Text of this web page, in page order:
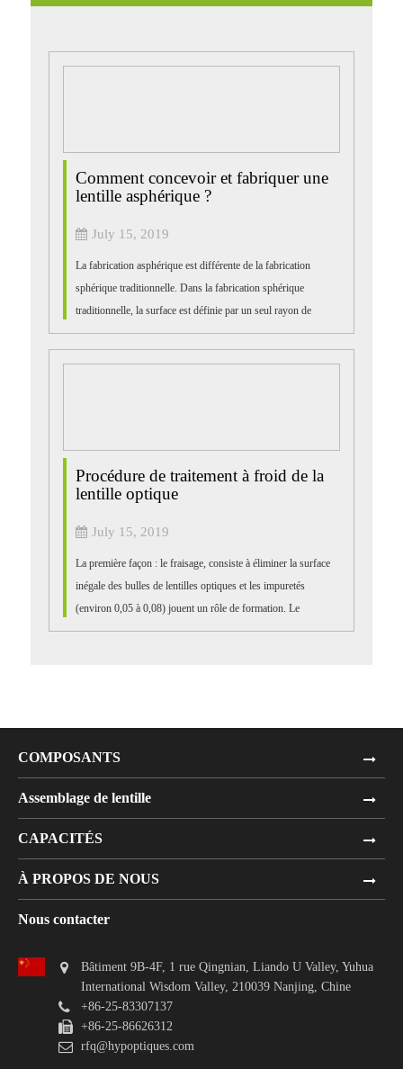
Comment concevoir et fabriquer une
lentille asphérique ?
July 15, 2019
La fabrication asphérique est différente de la fabrication
sphérique traditionnelle. Dans la fabrication sphérique
traditionnelle, la surface est définie par un seul rayon de
courbure. La courbure peut être rectifiée et po ...
Procédure de traitement à froid de la
lentille optique
July 15, 2019
La première façon : le fraisage, consiste à éliminer la surface
inégale des bulles de lentilles optiques et les impuretés
(environ 0,05 à 0,08) jouent un rôle de formation. Le
deuxième processus consiste à éliminer la couche
COMPOSANTS
Assemblage de lentille
CAPACITÉS
À PROPOS DE NOUS
Nous contacter
Bâtiment 9B-4F, 1 rue Qingnian, Liando U Valley, Yuhua
International Wisdom Valley, 210039 Nanjing, Chine
+86-25-83307137
+86-25-86626312
rfq@hypoptiques.com